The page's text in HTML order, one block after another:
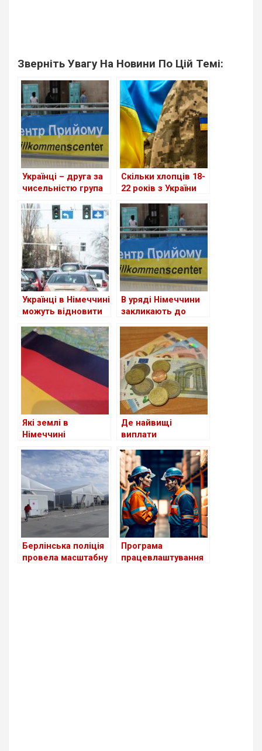
Зверніть Увагу На Новини По Цій Темі:
Українці – друга за
чисельністю група
Скільки хлопців 18-
22 років з України
Німеччини?
Українці в Німеччині
можуть відновити
посвідчення водія
В уряді Німеччини
закликають до
для шукачів
притулку: чи
стосується це
українців?
Які землі в
Німеччині
біженців із України
станом на сьогодні
Де найвищі
виплати
біженцям серед
країн Європи?
Берлінська поліція
провела масштабну
Програма
працевлаштування